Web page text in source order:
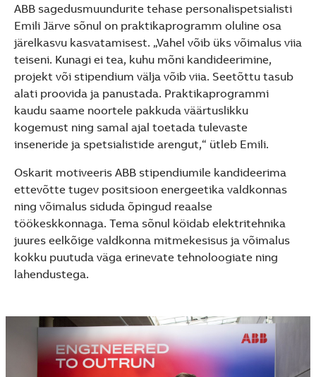
ABB sagedusmuundurite tehase personalispetsialisti
Emili Järve sõnul on praktikaprogramm oluline osa
järelkasvu kasvatamisest. „Vahel võib üks võimalus viia
teiseni. Kunagi ei tea, kuhu mõni kandideerimine,
projekt või stipendium välja võib viia. Seetõttu tasub
alati proovida ja panustada. Praktikaprogrammi
kaudu saame noortele pakkuda väärtuslikku
kogemust ning samal ajal toetada tulevaste
inseneride ja spetsialistide arengut,“ ütleb Emili.
Oskarit motiveeris ABB stipendiumile kandideerima
ettevõtte tugev positsioon energeetika valdkonnas
ning võimalus siduda õpingud reaalse
töökeskkonnaga. Tema sõnul köidab elektritehnika
juures eelkõige valdkonna mitmekesisus ja võimalus
kokku puutuda väga erinevate tehnoloogiate ning
lahendustega.